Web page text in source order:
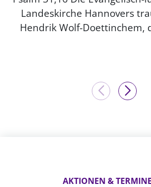
Landeskirche Hannovers
Hendrik Wolf-Doettinchem,
AKTIONEN & TERMINE